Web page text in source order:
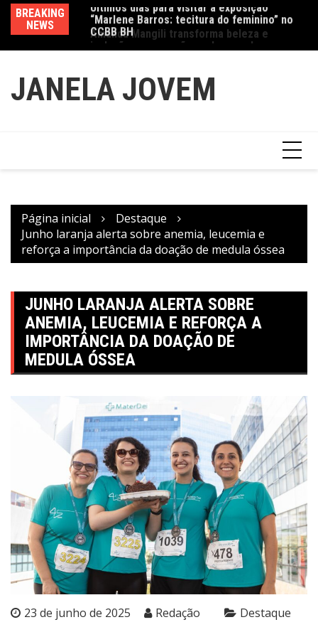
conteúdo
BREAKING
NEWS
CCBB BH
Amanda Mangili transforma beleza e
inclusão em conexão real nas redes
JANELA JOVEM
Página inicial
Destaque
Junho laranja alerta sobre anemia, leucemia e
reforça a importância da doação de medula óssea
JUNHO LARANJA ALERTA SOBRE
ANEMIA, LEUCEMIA E REFORÇA A
IMPORTÂNCIA DA DOAÇÃO DE
MEDULA ÓSSEA
23 de junho de 2025 Redação Destaque